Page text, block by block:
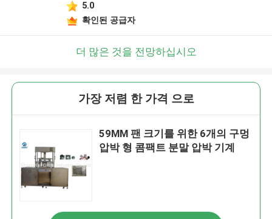
5.0
확인된 공급자
더 많은 것을 전망하십시오
가장 저렴 한 가격 으로
59MM 팬 크기를 위한 6개의 구멍
압박 형 콤팩트 분말 압박 기계